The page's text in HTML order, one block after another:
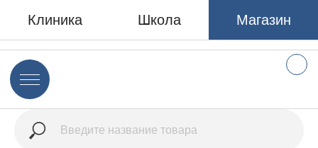
Клиника
Назад в каталог